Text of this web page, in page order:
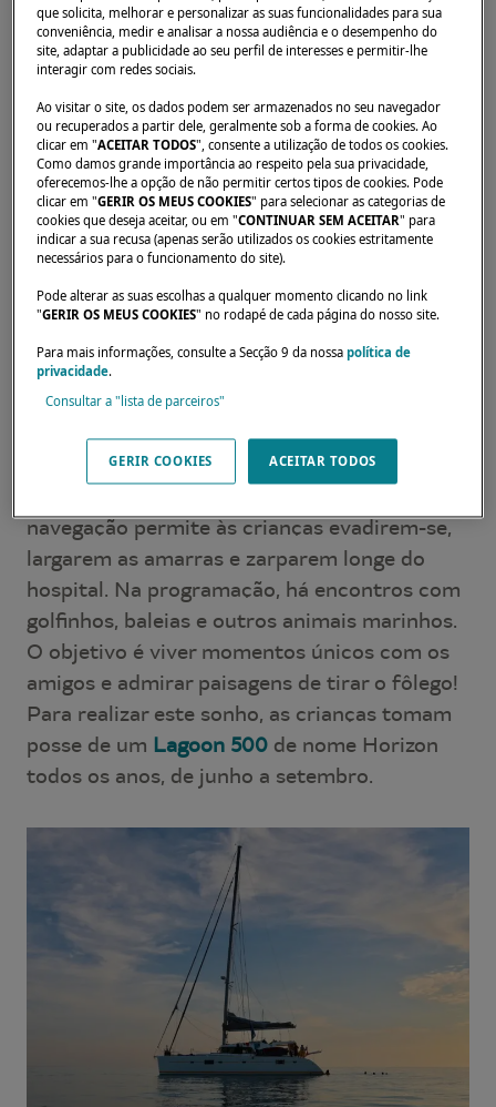
E desporto e o mar são fontes de inspiração e
um modelo de expressão para a equipa
Sourire à la Vie. Assim, a ideia de navegar
navegação permite às crianças evadirem-se,
largarem as amarras e zarparem longe do
hospital. Na programação, há encontros com
golfinhos, baleias e outros animais marinhos.
O objetivo é viver momentos únicos com os
amigos e admirar paisagens de tirar o fôlego!
Para realizar este sonho, as crianças tomam
posse de um Lagoon 500 de nome Horizon
todos os anos, de junho a setembro.
que solicita, melhorar e personalizar as suas funcionalidades para sua
conveniência, medir e analisar a nossa audiência e o desempenho do
site, adaptar a publicidade ao seu perfil de interesses e permitir-lhe
interagir com redes sociais.
Ao visitar o site, os dados podem ser armazenados no seu navegador
ou recuperados a partir dele, geralmente sob a forma de cookies. Ao
clicar em "ACEITAR TODOS", consente a utilização de todos os cookies.
Como damos grande importância ao respeito pela sua privacidade,
oferecemos-lhe a opção de não permitir certos tipos de cookies. Pode
clicar em "GERIR OS MEUS COOKIES" para selecionar as categorias de
cookies que deseja aceitar, ou em "CONTINUAR SEM ACEITAR" para
indicar a sua recusa (apenas serão utilizados os cookies estritamente
necessários para o funcionamento do site).
Pode alterar as suas escolhas a qualquer momento clicando no link
"GERIR OS MEUS COOKIES" no rodapé de cada página do nosso site.
Para mais informações, consulte a Secção 9 da nossapolítica de
privacidade.
Consultar a "lista de parceiros"
GERIR COOKIES ACEITAR TODOS